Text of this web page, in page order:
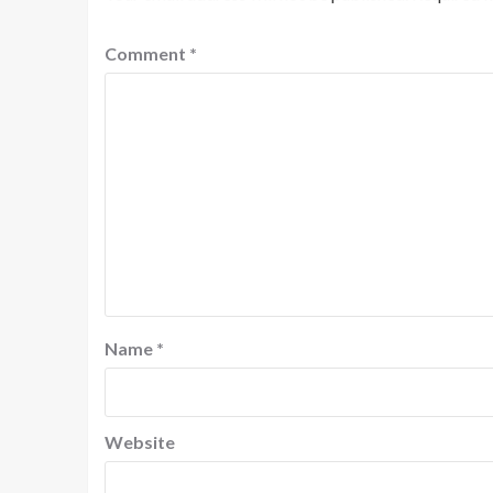
Comment *
Name *
Website